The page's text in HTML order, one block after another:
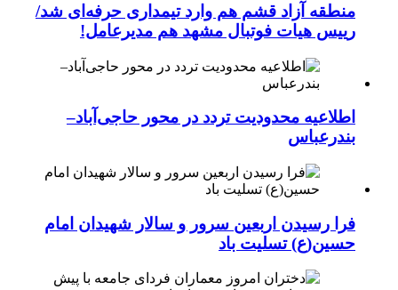
منطقه آزاد قشم هم وارد تیمداری حرفه‌ای شد/
رییس هیات فوتبال مشهد هم مدیرعامل!
اطلاعیه محدودیت تردد در محور حاجی‌آباد–
بندرعباس
فرا رسیدن اربعین سرور و سالار شهیدان امام
حسین(ع) تسلیت باد